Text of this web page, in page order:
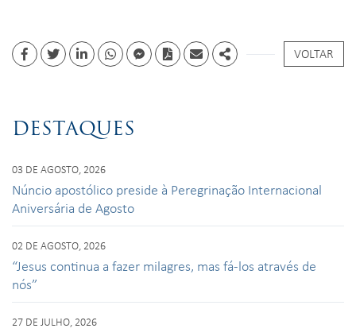
FacebookTwitterLinkedinwhatsappfacebook messenger
PDF EmailShare
VOLTAR
DESTAQUES
03 DE AGOSTO, 2026
Núncio apostólico preside à Peregrinação Internacional
Aniversária de Agosto
02 DE AGOSTO, 2026
“Jesus continua a fazer milagres, mas fá-los através de
nós”
27 DE JULHO, 2026